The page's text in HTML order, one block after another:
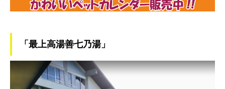
「最上高湯善七乃湯」